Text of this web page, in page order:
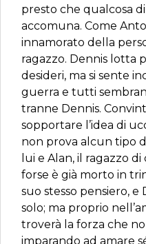
presto che qualcosa
accomuna. Come
innamorato della
ragazzo. Dennis lotta
desideri, ma si sente
guerra e tutti
tranne Dennis.
sopportare l’idea di
non prova alcun tipo
lui e Alan, il ragazzo
forse è già morto in
suo stesso pensiero,
solo; ma proprio
troverà la forza che
imparando ad amare